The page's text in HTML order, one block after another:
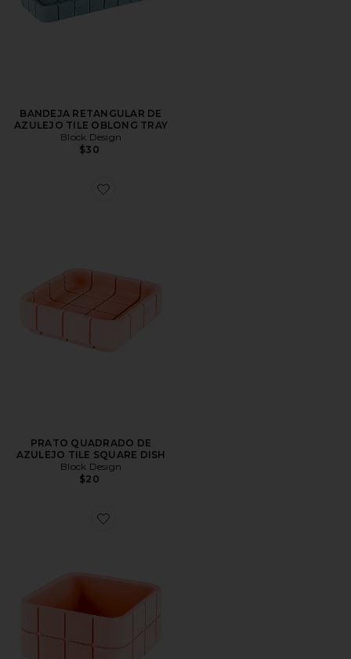
BANDEJA RETANGULAR DE
AZULEJO TILE OBLONG TRAY
Block Design
$30
Favorite PRATO QUADRADO DE AZULEJO TILE
PRATO QUADRADO DE
AZULEJO TILE SQUARE DISH
Block Design
$20
Favorite VASO QUADRADO DE AZULEJO TILE